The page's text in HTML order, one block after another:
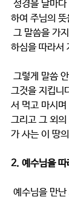
하여 주님의
하심을 따라서
그것을 지킵니
서 먹고 마시
그리고 그 외의
가 사는 이 땅
2. 예수님을 따